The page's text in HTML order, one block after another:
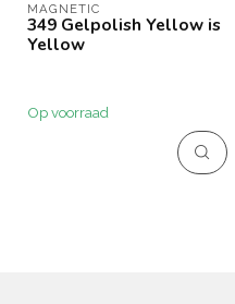
MAGNETIC
349 Gelpolish Yellow is
Yellow
Op voorraad